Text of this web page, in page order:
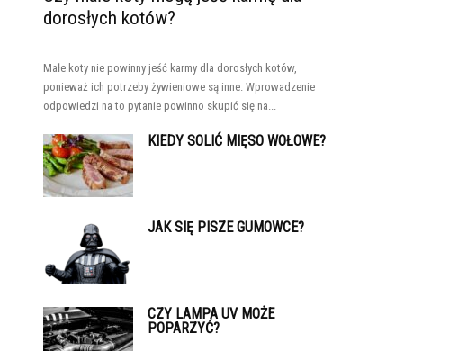
dorosłych kotów?
Małe koty nie powinny jeść karmy dla dorosłych kotów,
ponieważ ich potrzeby żywieniowe są inne. Wprowadzenie
odpowiedzi na to pytanie powinno skupić się na...
KIEDY SOLIĆ MIĘSO WOŁOWE?
JAK SIĘ PISZE GUMOWCE?
CZY LAMPA UV MOŻE
POPARZYĆ?